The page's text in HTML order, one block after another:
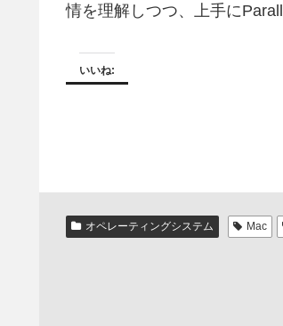
情を理解しつつ、上手に
いいね:
オペレーティングシステム Mac